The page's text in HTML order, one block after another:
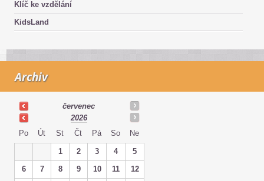
Klíč ke vzdělání
KidsLand
Archiv
červenec
2026
Po
Út St Čt Pá So Ne
1 2 3 4
5
6
7 8 9 10 11 12